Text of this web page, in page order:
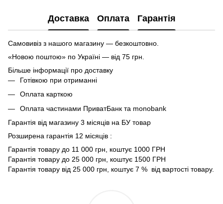
Доставка Оплата Гарантія
Самовивіз з нашого магазину — безкоштовно.
«Новою поштою» по Україні — від 75 грн.
Більше інформації про доставку
Готівкою при отриманні
Оплата карткою
Оплата частинами ПриватБанк та monobank
Гарантія від магазину 3 місяців на БУ товар
Розширена гарантія 12 місяців :
Гарантія товару до 11 000 грн, коштує 1000 ГРН
Гарантія товару до 25 000 грн, коштує 1500 ГРН
Гарантія товару від 25 000 грн, коштує 7 % від вартості товару.